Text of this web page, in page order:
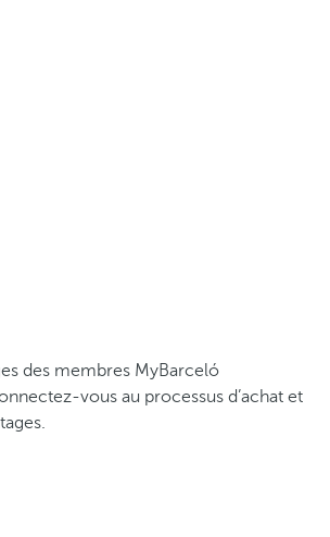
des membres MyBarceló
vous au processus d’achat et